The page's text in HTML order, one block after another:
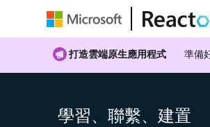
打造雲端原生應用程式 準備
學習、聯繫、建置